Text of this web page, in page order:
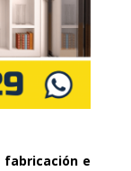
fabricación e